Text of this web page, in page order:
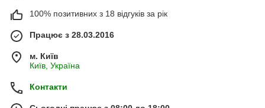
100% позитивних з 18 відгуків за рік
Працює з 28.03.2016
м. Київ
Київ, Україна
Контакти